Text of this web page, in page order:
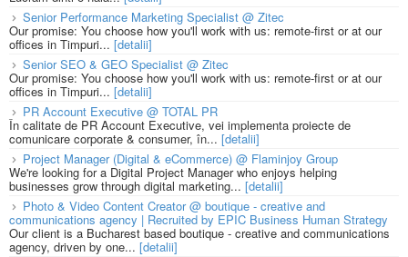
Senior Performance Marketing Specialist @ Zitec
Our promise: You choose how you'll work with us: remote-first or at our
offices in Timpuri... [detalii]
Senior SEO & GEO Specialist @ Zitec
Our promise: You choose how you'll work with us: remote-first or at our
offices in Timpuri... [detalii]
PR Account Executive @ TOTAL PR
În calitate de PR Account Executive, vei implementa proiecte de
comunicare corporate & consumer, în... [detalii]
Project Manager (Digital & eCommerce) @ Flaminjoy Group
We're looking for a Digital Project Manager who enjoys helping
businesses grow through digital marketing... [detalii]
Photo & Video Content Creator @ boutique - creative and
communications agency | Recruited by EPIC Business Human Strategy
Our client is a Bucharest based boutique - creative and communications
agency, driven by one... [detalii]